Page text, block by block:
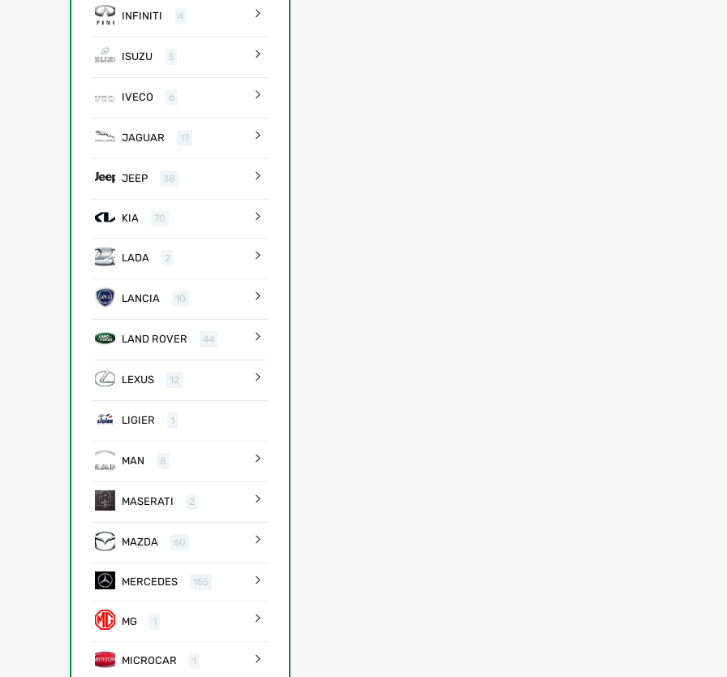
INFINITI 4
ISUZU 3
IVECO 6
JAGUAR 17
JEEP 38
KIA 70
LADA 2
LANCIA 10
LAND ROVER 44
LEXUS 12
LIGIER 1
MAN 8
MASERATI 2
MAZDA 60
MERCEDES 155
MG 1
MICROCAR 1